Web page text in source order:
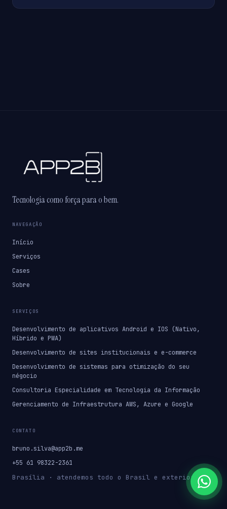
Tecnologia como força para o bem.
NAVEGAÇÃO
Início
Serviços
Cases
Sobre
SERVIÇOS
Desenvolvimento de aplicativos Android e IOS (Nativo,
Híbrido e PWA)
Desenvolvimento de sites institucionais e e-commerce
Desenvolvimento de sistemas para otimização do seu
négocio
Consultoria Especialidade em Tecnologia da Informação
Gerenciamento de Infraestrutura AWS, Azure e Google
CONTATO
bruno.silva@app2b.me
+55 61 98322-2361
Brasília · atendemos todo o Brasil e exterior